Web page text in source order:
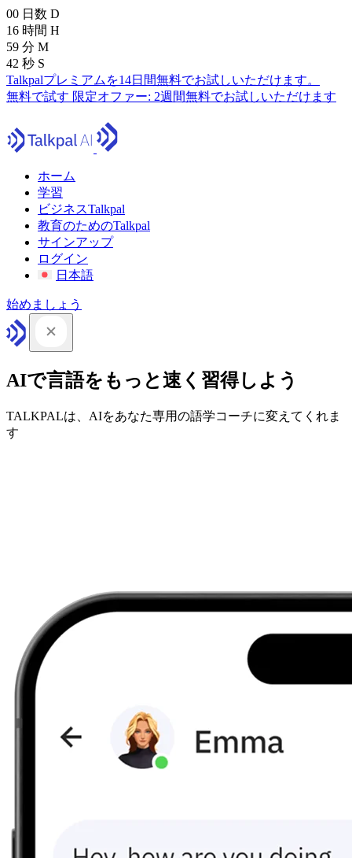
00 日数 D
16 時間 H
59 分 M
41 秒 S
Talkpalプレミアムを14日間無料でお試しいただけます。
無料で試す 限定オファー: 2週間無料でお試しいただけます
ホーム
学習
ビジネスTalkpal
教育のためのTalkpal
サインアップ
ログイン
日本語
始めましょう
AIで言語をもっと速く習得しよう
TALKPALは、AIをあなた専用の語学コーチに変えてくれま
す